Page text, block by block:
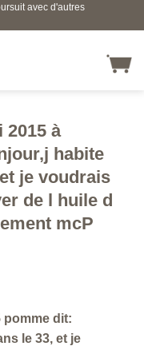
avec d'autres
2015 à
habite
je voudrais
de l huile d
mcP
pomme dit:
le 33, et je